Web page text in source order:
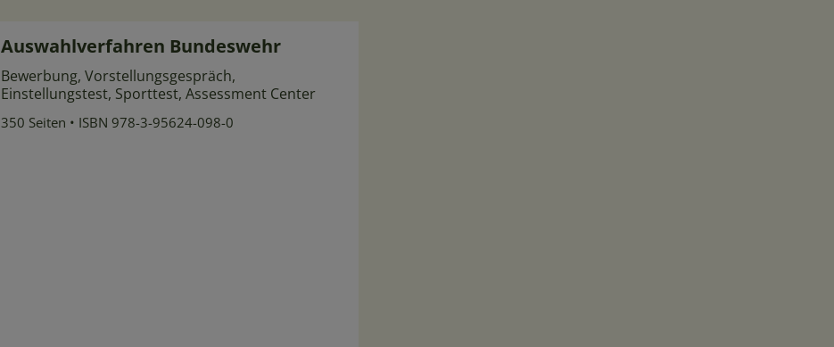
Auswahlverfahren Bundeswehr
Bewerbung, Vorstellungsgespräch,
Einstellungstest, Sporttest, Assessment Center
350 Seiten • ISBN 978-3-95624-098-0